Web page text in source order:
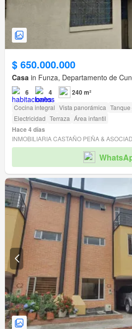
$ 650.000.000
Casa in Funza, Departamento de
6 4 240 m²
Cocina integral Vista panorámica
Electricidad Terraza Área infantil
Hace 4 días
INMOBILIARIA CASTAÑO PEÑA &